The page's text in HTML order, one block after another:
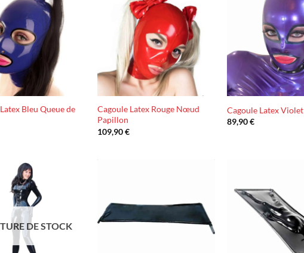
Ajouter
à la liste
d’envies
Bleu Queue de
Ajouter
à la liste
d’envies
Cagoule Latex Rouge Nœud
Papillon
109,90€
Cagoule Latex Violet
89,90€
DE STOCK
à la liste
d’envies